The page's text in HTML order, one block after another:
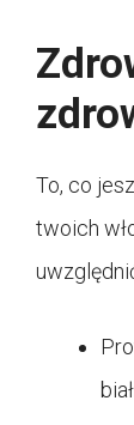
To, co
twoich